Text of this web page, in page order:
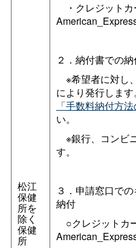
松江
保健
所を
除く
保健
所
・クレジットカ
２．納付書での
※希望者に対し
により発行します
「手数料納付方法
い。
※銀行、コンビ
す。
３．申請窓口で
納付
○クレジットカ